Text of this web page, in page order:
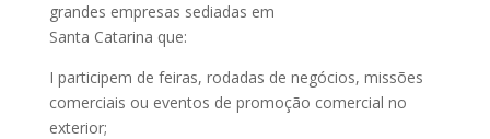
grandes empresas sediadas em
Santa Catarina que:
I participem de feiras, rodadas de negócios, missões
comerciais ou eventos de promoção comercial no
exterior;